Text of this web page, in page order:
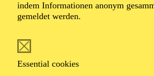
indem Informationen anonym
gemeldet werden.
Essential cookies
25,00€
Sunday